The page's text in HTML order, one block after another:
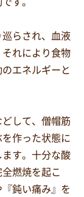
らされ、血液
れにより食物
エネルギーと
して、僧帽筋
作った状態に
す。十分な酸
燃焼を起こ
鈍い痛み』を